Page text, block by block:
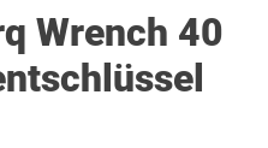
Wrench 40